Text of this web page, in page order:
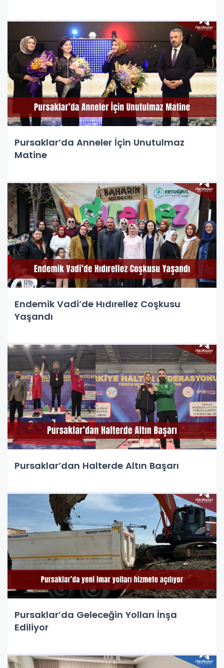
Pursaklar’da Anneler İçin Unutulmaz
Matine
Endemik Vadi’de Hıdırellez Coşkusu
Yaşandı
Pursaklar’dan Halterde Altın Başarı
Pursaklar’da Geleceğin Yolları İnşa
Ediliyor